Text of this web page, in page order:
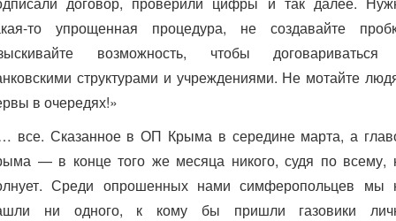
то упрощенная процедура, не создавайте
возможность, чтобы
структурами и учреждениями. Не мотайте
в очередях!»
все. Сказанное в ОП Крыма в середине марта, а
— в конце того же месяца никого, судя по всему,
Среди опрошенных нами симферопольцев мы
ни одного, к кому бы пришли газовики